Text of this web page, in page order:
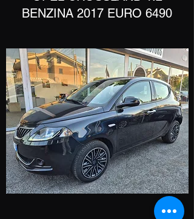
BENZINA 2017 EURO 6490